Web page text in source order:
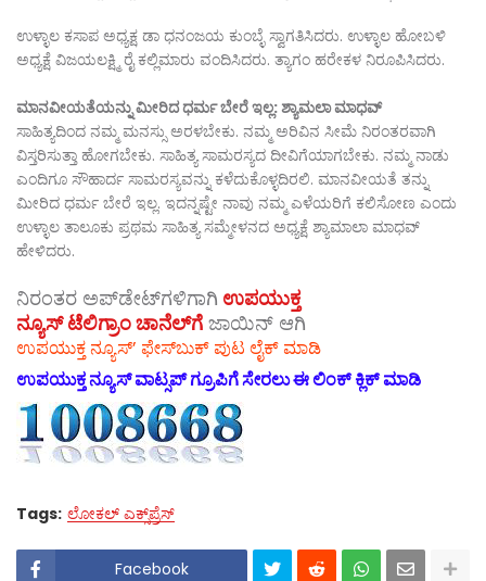
ಉಳ್ಳಾಲ ಕಸಾಪ ಅಧ್ಯಕ್ಷ ಡಾ ಧನಂಜಯ ಕುಂಬ್ಳೆ ಸ್ವಾಗತಿಸಿದರು. ಉಳ್ಳಾಲ ಹೋಬಳಿ
ಅಧ್ಯಕ್ಷೆ ವಿಜಯಲಕ್ಷ್ಮಿ ರೈ ಕಲ್ಲಿಮಾರು ವಂದಿಸಿದರು. ತ್ಯಾಗಂ ಹರೇಕಳ ನಿರೂಪಿಸಿದರು.
ಮಾನವೀಯತೆಯನ್ನು ಮೀರಿದ ಧರ್ಮ ಬೇರೆ ಇಲ್ಲ: ಶ್ಯಾಮಲಾ ಮಾಧವ್
ಸಾಹಿತ್ಯದಿಂದ ನಮ್ಮ ಮನಸ್ಸು ಅರಳಬೇಕು. ನಮ್ಮ ಅರಿವಿನ ಸೀಮೆ ನಿರಂತರವಾಗಿ
ವಿಸ್ತರಿಸುತ್ತಾ ಹೋಗಬೇಕು. ಸಾಹಿತ್ಯ ಸಾಮರಸ್ಯದ ದೀವಿಗೆಯಾಗಬೇಕು. ನಮ್ಮ ನಾಡು
ಎಂದಿಗೂ ಸೌಹಾರ್ದ ಸಾಮರಸ್ಯವನ್ನು ಕಳೆದುಕೊಳ್ಳದಿರಲಿ. ಮಾನವೀಯತೆ ತನ್ನು
ಮೀರಿದ ಧರ್ಮ ಬೇರೆ ಇಲ್ಲ. ಇದನ್ನಷ್ಟೇ ನಾವು ನಮ್ಮ ಎಳೆಯರಿಗೆ ಕಲಿಸೋಣ ಎಂದು
ಉಳ್ಳಾಲ ತಾಲೂಕು ಪ್ರಥಮ ಸಾಹಿತ್ಯ ಸಮ್ಮೇಳನದ ಅಧ್ಯಕ್ಷೆ ಶ್ಯಾಮಾಲಾ ಮಾಧವ್
ಹೇಳಿದರು.
ನಿರಂತರ ಅಪ್‌ಡೇಟ್‌ಗಳಿಗಾಗಿ ಉಪಯುಕ್ತ
ನ್ಯೂಸ್‌ ಟೆಲಿಗ್ರಾಂ ಚಾನೆಲ್‌ಗೆ ಜಾಯಿನ್‌ ಆಗಿ
ಉಪಯುಕ್ತ ನ್ಯೂಸ್‌’ ಫೇಸ್‌ಬುಕ್ ಪುಟ ಲೈಕ್ ಮಾಡಿ
ಉಪಯುಕ್ತ ನ್ಯೂಸ್‌ ವಾಟ್ಸಪ್‌ ಗ್ರೂಪಿಗೆ ಸೇರಲು ಈ ಲಿಂಕ್ ಕ್ಲಿಕ್ ಮಾಡಿ
Tags: ಲೋಕಲ್ ಎಕ್ಸ್‌ಪ್ರೆಸ್
Facebook